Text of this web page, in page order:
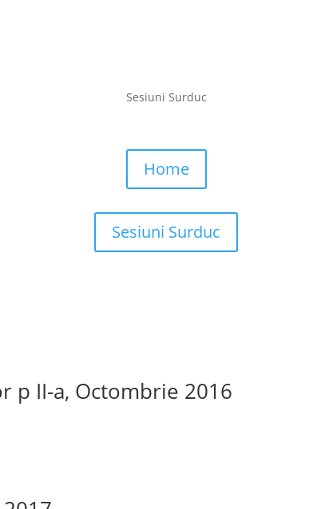
Sesiuni Surduc
Home
Sesiuni Surduc
p II-a, Octombrie 2016